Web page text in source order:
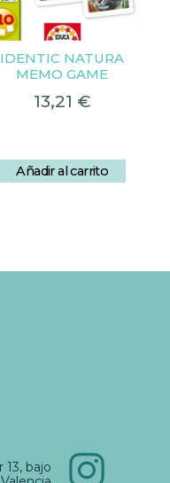
IDENTIC NATURA
MEMO GAME
13,21 €
Añadir al carrito
13, bajo